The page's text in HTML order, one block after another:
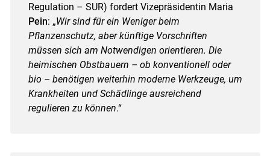
Regulation – SUR) fordert Vizepräsidentin Maria
Pein: „Wir sind für ein Weniger beim
Pflanzenschutz, aber künftige Vorschriften
müssen sich am Notwendigen orientieren. Die
heimischen Obstbauern – ob konventionell oder
bio – benötigen weiterhin moderne Werkzeuge, um
Krankheiten und Schädlinge ausreichend
regulieren zu können.“